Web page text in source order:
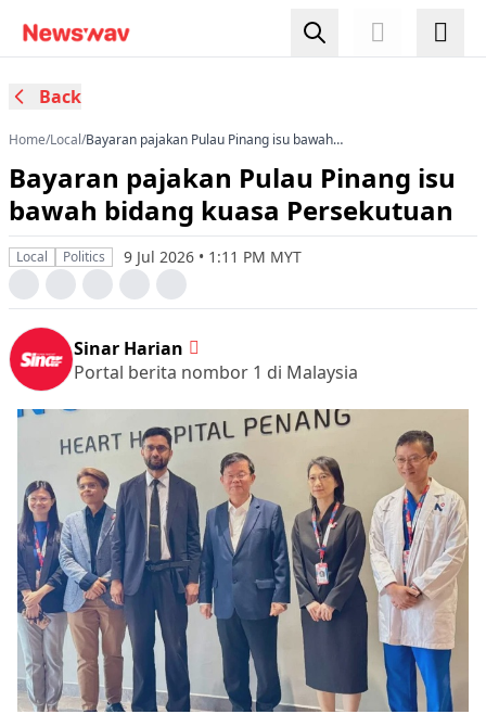
Back
Home/Local/Bayaran pajakan Pulau Pinang isu bawah
Bayaran pajakan Pulau Pinang isu
bawah bidang kuasa Persekutuan
Local Politics 9 Jul 2026 • 1:11 PM MYT
Sinar Harian
Portal berita nombor 1 di Malaysia